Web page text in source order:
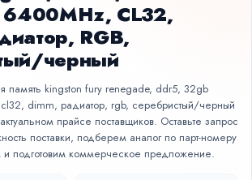
6400MHz, CL32,
RGB,
черный
память kingston fury renegade, ddr5, 32gb
dimm, радиатор, rgb, серебристый/черный
актуальном прайсе поставщиков. Оставьте запрос
поставки, подберем аналог по парт-номеру
и подготовим коммерческое предложение.